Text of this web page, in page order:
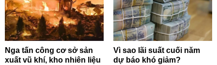
Nga tấn công cơ sở sản
xuất vũ khí, kho nhiên liệu
Vì sao lãi suất cuối năm
dự báo khó giảm?